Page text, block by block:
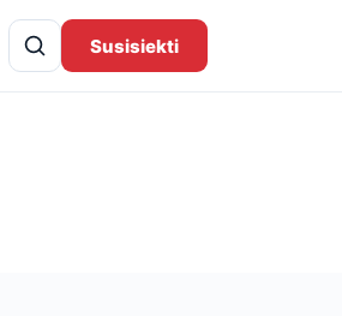
Susisiekti